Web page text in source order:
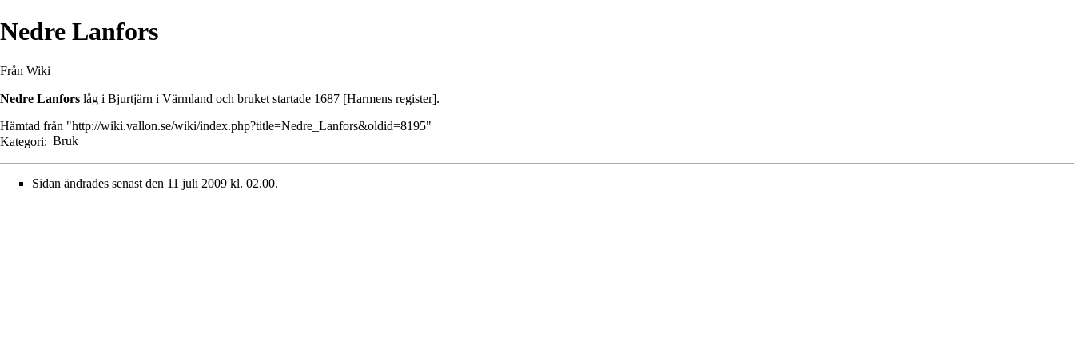
Nedre Lanfors
Från Wiki
Nedre Lanfors låg i Bjurtjärn i Värmland och bruket startade 1687 [Harmens register].
Hämtad från "http://wiki.vallon.se/wiki/index.php?title=Nedre_Lanfors&oldid=8195"
Kategori: Bruk
Sidan ändrades senast den 11 juli 2009 kl. 02.00.